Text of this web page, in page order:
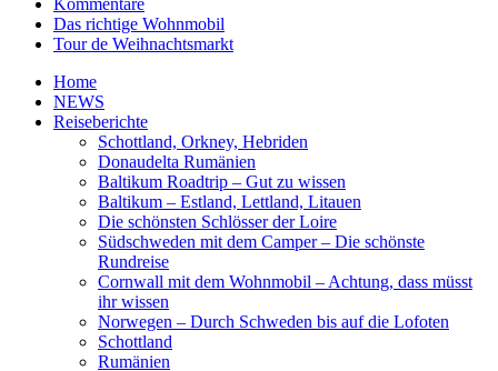
Das richtige Wohnmobil
Tour de Weihnachtsmarkt
Home
NEWS
Reiseberichte
Schottland, Orkney, Hebriden
Donaudelta Rumänien
Baltikum Roadtrip – Gut zu wissen
Baltikum – Estland, Lettland, Litauen
Die schönsten Schlösser der Loire
Südschweden mit dem Camper – Die schönste
Rundreise
Cornwall mit dem Wohnmobil – Achtung, dass müsst
ihr wissen
Norwegen – Durch Schweden bis auf die Lofoten
Schottland
Rumänien